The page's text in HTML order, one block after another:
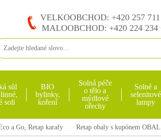
VELKOOBCHOD: +420 257 711
MALOOBCHOD: +420 224 234
sůl
soli
BIO
bylinky,
koření
Solná péče
o tělo a
mýdlové
ořechy
Solné a
selenitové
lampy
a Go, Retap karafy Retap obaly s kupónem